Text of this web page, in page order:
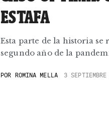
ESTAFA
Esta parte de la historia se
segundo año de la
POR ROMINA MELLA 3